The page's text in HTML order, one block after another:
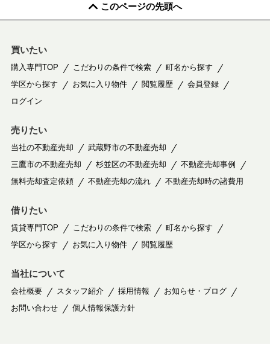
このページの先頭へ
買いたい
購入専門TOP こだわりの条件で検索
町名から探す
学区から探す
お気に入り物件 閲覧履歴
会員登録
ログイン
売りたい
当社の不動産売却
武蔵野市の不動産売却
三鷹市の不動産売却
杉並区の不動産売却
不動産売却事例
無料売却査定依頼
不動産売却の流れ 不動産売却時の諸費用
借りたい
賃貸専門TOP こだわりの条件で検索
町名から探す
学区から探す
お気に入り物件 閲覧履歴
当社について
会社概要 スタッフ紹介 採用情報
お知らせ・ブログ
お問い合わせ
個人情報保護方針